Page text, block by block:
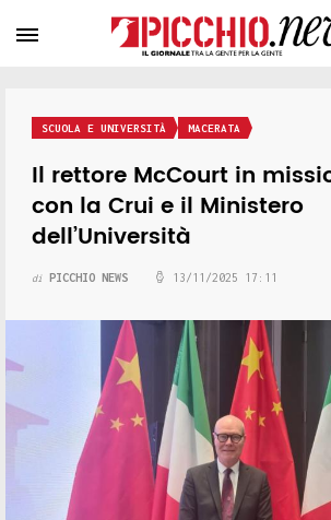
SCUOLA E UNIVERSITÀ MACERATA
Il rettore McCourt in
con la Crui e il Ministero
dell’Università
di PICCHIO NEWS 13/11/2025 17:11